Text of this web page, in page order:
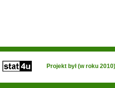
Projekt był (w roku